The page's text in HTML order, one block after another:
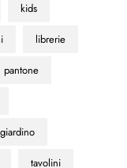
kids
librerie
pantone
tavolini